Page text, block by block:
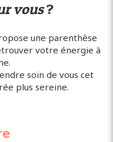
vous?
une parenthèse
votre énergie à
soin de vous cet
plus sereine.